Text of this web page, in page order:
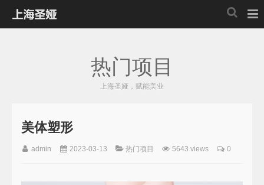
热门项目
上海圣娅，赋能美业
美体塑形
admin 2023-03-13 热门项目 5643 views 0